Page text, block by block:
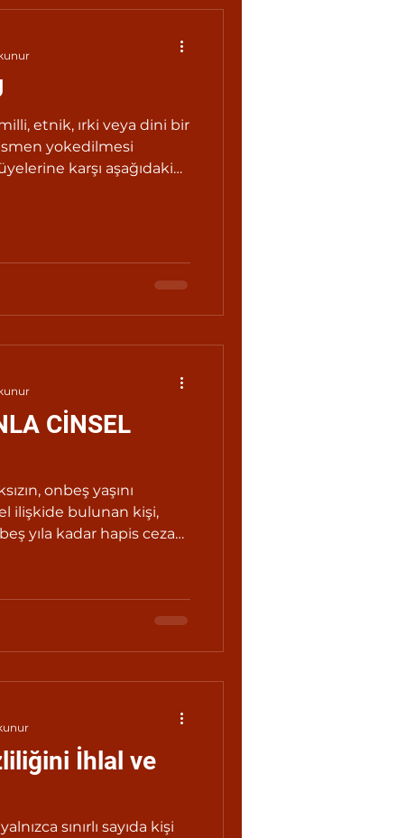
etnik, ırki veya dini bir
yokedilmesi
karşı aşağıdaki
CİNSEL
onbeş yaşını
ilişkide bulunan kişi,
yıla kadar hapis cezası
İhlal ve